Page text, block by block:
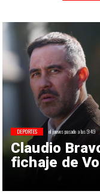
Claudio
fichaje de
DEPORTES el jueves pasado a las 9:49